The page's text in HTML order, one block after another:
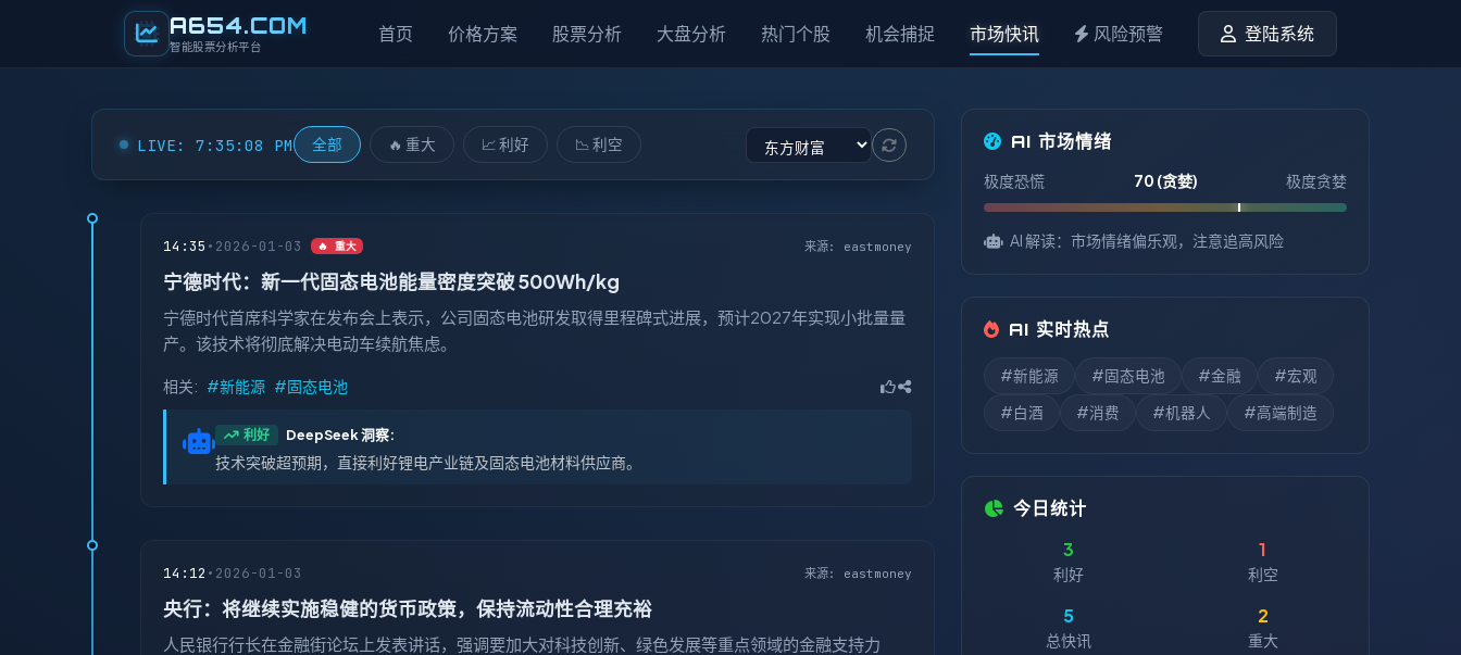
A654.COM
智能股票分析平台
首页 价格方案 股票分析 大盘分析 热门个股 机会捕捉 市场快讯 风险预警 登陆系统
LIVE: 7:35:09 PM 全部 🔥 重大 📈 利好 📉 利空
14:35 • 2026-01-03 🔥 重大 来源: eastmoney
宁德时代：新一代固态电池能量密度突破 500Wh/kg
宁德时代首席科学家在发布会上表示，公司固态电池研发取得里程碑式进展，预计2027年实现小批量量
产。该技术将彻底解决电动车续航焦虑。
相关: #新能源 #固态电池
利好 DeepSeek 洞察:
技术突破超预期，直接利好锂电产业链及固态电池材料供应商。
14:12 • 2026-01-03 来源: eastmoney
央行：将继续实施稳健的货币政策，保持流动性合理充裕
人民银行行长在金融街论坛上发表讲话，强调要加大对科技创新、绿色发展等重点领域的金融支持力
AI 市场情绪
极度恐慌 70 (贪婪) 极度贪婪
AI 解读：市场情绪偏乐观，注意追高风险
AI 实时热点
#新能源 #固态电池 #金融
#宏观
#白酒
#消费 #机器人 #高端制造
今日统计
3
利好
1
利空
5
总快讯
2
重大